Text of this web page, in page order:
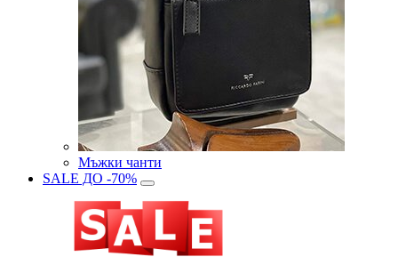
Мъжки чанти
SALE ДО -70%